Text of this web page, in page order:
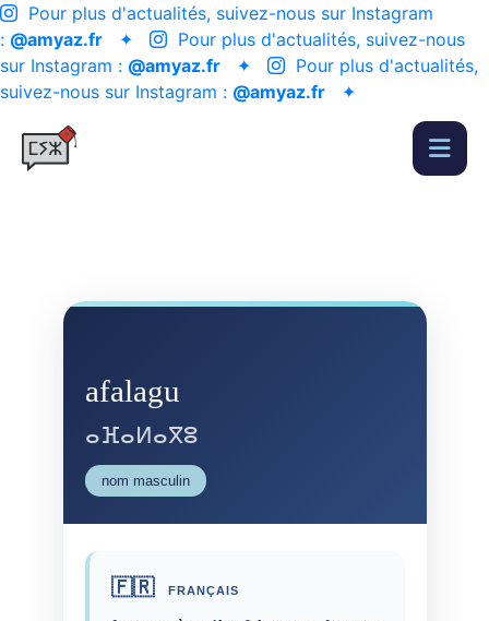
Pour plus d'actualités, suivez-nous sur Instagram
: @amyaz.fr ✦
Pour plus d'actualités, suivez-nous
sur Instagram : @amyaz.fr ✦
Pour plus d'actualités,
suivez-nous sur Instagram : @amyaz.fr ✦
afalagu
ⴰⴼⴰⵍⴰⴳⵓ
nom masculin
🇫🇷 FRANÇAIS